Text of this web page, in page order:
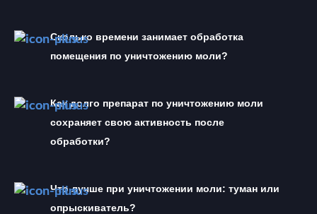
Сколько времени занимает обработка
помещения по уничтожению моли?
Как долго препарат по уничтожению моли
сохраняет свою активность после
обработки?
Что лучше при уничтожении моли: туман или
опрыскиватель?